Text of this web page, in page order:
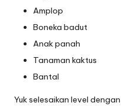
Amplop
Boneka badut
Anak panah
Tanaman kaktus
Bantal
Yuk selesaikan level